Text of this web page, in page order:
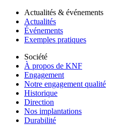
Actualités & événements
Actualités
Événements
Exemples pratiques
Société
À propos de KNF
Engagement
Notre engagement qualité
Historique
Direction
Nos implantations
Durabilité